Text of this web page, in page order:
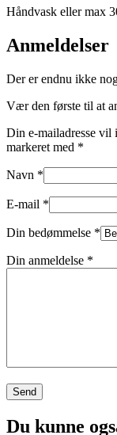
Håndvask eller max
Anmeldelser
Der er endnu ikke
Vær den første til at
Din e-mailadresse vil
markeret med *
Navn *
E-mail *
Din bedømmelse *
Din anmeldelse *
Du kunne